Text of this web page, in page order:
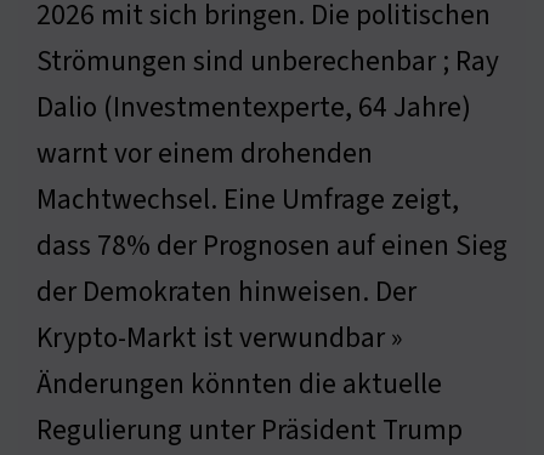
2026 mit sich bringen. Die politischen
Strömungen sind unberechenbar ; Ray
Dalio (Investmentexperte, 64 Jahre)
warnt vor einem drohenden
Machtwechsel. Eine Umfrage zeigt,
dass 78% der Prognosen auf einen Sieg
der Demokraten hinweisen. Der
Krypto-Markt ist verwundbar »
Änderungen könnten die aktuelle
Regulierung unter Präsident Trump